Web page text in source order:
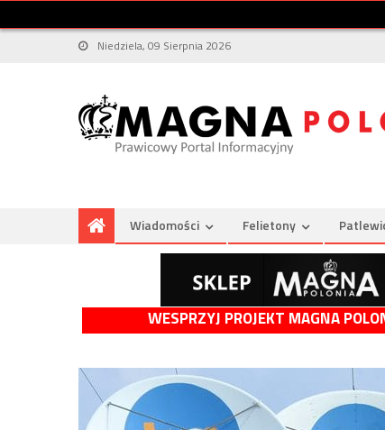
Niedziela, 09 Sierpnia 2026
Wiadomości Felietony
WESPRZYJ PROJEKT MAGNA